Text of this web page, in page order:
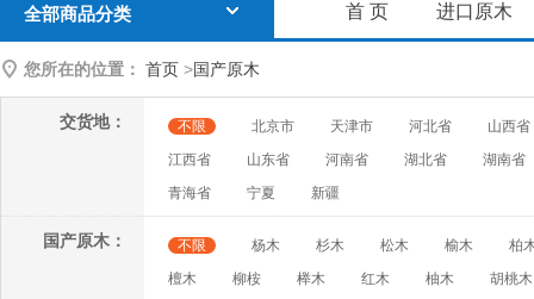
全部商品分类 首 页 进口原木
您所在的位置： 首页 >国产原木
交货地： 不限 北京市 天津市 河北省
山西省
江西省
山东省 河南省 湖北省
湖南省
青海省
宁夏 新疆
国产原木： 不限 杨木 杉木 松木 榆木
柏
檀木
柳桉 榉木 红木 柚木 胡桃木